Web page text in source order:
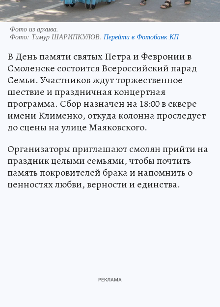
Фото из архива.
Фото: Тимур ШАРИПКУЛОВ. Перейти в Фотобанк КП
В День памяти святых Петра и Февронии в
Смоленске состоится Всероссийский парад
Семьи. Участников ждут торжественное
шествие и праздничная концертная
программа. Сбор назначен на 18:00 в сквере
имени Клименко, откуда колонна проследует
до сцены на улице Маяковского.
Организаторы приглашают смолян прийти на
праздник целыми семьями, чтобы почтить
память покровителей брака и напомнить о
ценностях любви, верности и единства.